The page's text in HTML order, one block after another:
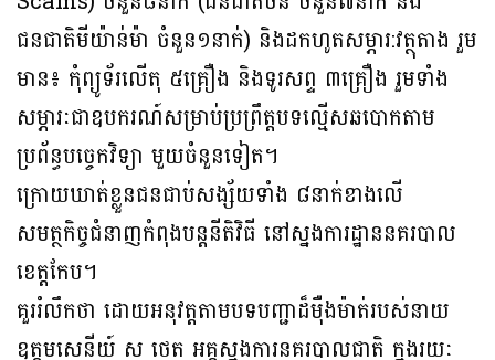
ជនជាតិមីយ៉ាន់ម៉ា ចំនួន១នាក់) និងដកហូតសម្ភារ:វត្ថុតាង រួម
មាន៖ កុំព្យូទ័រលើតុ ៥គ្រឿង និងទូរសព្ទ ៣គ្រឿង រួមទាំង
សម្ភារៈជាឧបករណ៍សម្រាប់ប្រព្រឹត្តបទល្មើសឆបោកតាម
ប្រព័ន្ធបច្ចេកវិទ្យា មួយចំនួនទៀត។
ក្រោយឃាត់ខ្លួនជនជាប់សង្ស័យទាំង ៨នាក់ខាងលើ
សមត្ថកិច្ចជំនាញកំពុងបន្តនីតិវិធី នៅស្នងការដ្ឋាននគរបាល
ខេត្តកែប។
គួររំលឹកថា ដោយអនុវត្តតាមបទបញ្ជាដ៏ម៉ឺងម៉ាត់របស់នាយ
ឧត្តមសេនីយ៍ ស ថេត អគ្គស្នងការនគរបាលជាតិ ក្នុងរយៈ